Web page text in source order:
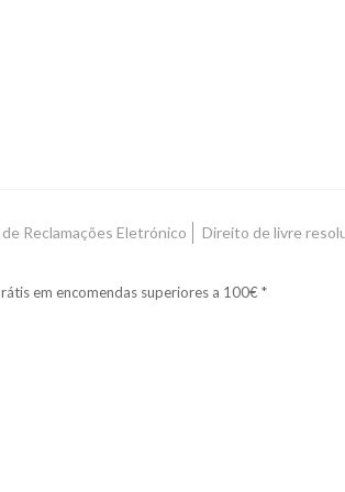
Reclamações Eletrónico Direito de livre
em encomendas superiores a 100€ *